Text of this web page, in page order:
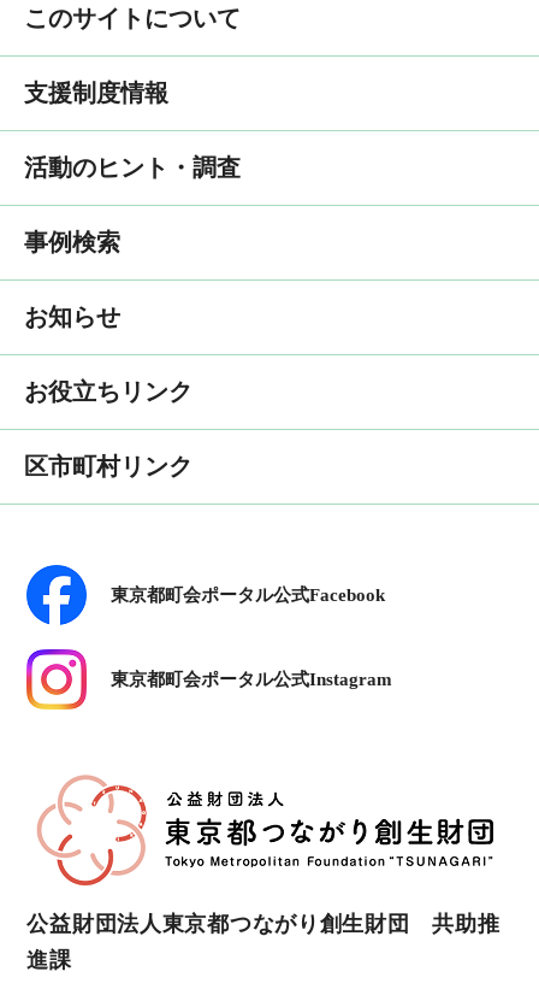
このサイトについて
支援制度情報
活動のヒント・調査
事例検索
お知らせ
お役立ちリンク
区市町村リンク
東京都町会ポータル公式Facebook
東京都町会ポータル公式Instagram
公益財団法人東京都つながり創生財団 共助推
進課